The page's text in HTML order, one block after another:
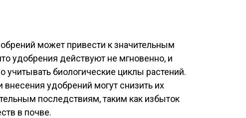
может привести к значительным
удобрения действуют не мгновенно, и
биологические циклы растений.
удобрений могут снизить их
последствиям, таким как избыток
в почве.